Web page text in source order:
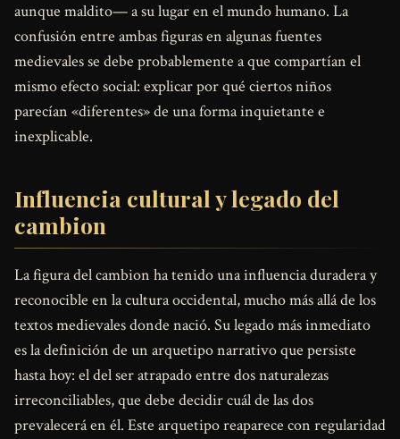
aunque maldito— a su lugar en el mundo humano. La
confusión entre ambas figuras en algunas fuentes
medievales se debe probablemente a que compartían el
mismo efecto social: explicar por qué ciertos niños
parecían «diferentes» de una forma inquietante e
inexplicable.
Influencia cultural y legado del
cambion
La figura del cambion ha tenido una influencia duradera y
reconocible en la cultura occidental, mucho más allá de los
textos medievales donde nació. Su legado más inmediato
es la definición de un arquetipo narrativo que persiste
hasta hoy: el del ser atrapado entre dos naturalezas
irreconciliables, que debe decidir cuál de las dos
prevalecerá en él. Este arquetipo reaparece con regularidad